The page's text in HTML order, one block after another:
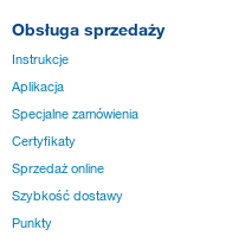
Obsługa sprzedaży
Instrukcje
Aplikacja
Specjalne zamówienia
Certyfikaty
Sprzedaż online
Szybkość dostawy
Punkty